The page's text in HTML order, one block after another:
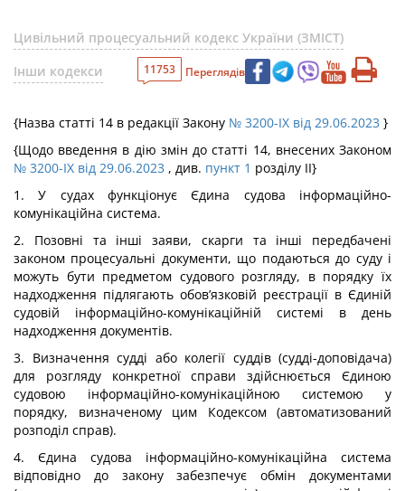
Цивільний процесуальний кодекс України (ЗМІСТ)
Інши кодекси
11753 Переглядів
{Назва статті 14 в редакції Закону № 3200-IX від 29.06.2023 }
{Щодо введення в дію змін до статті 14, внесених Законом
№ 3200-IX від 29.06.2023 , див. пункт 1 розділу ІІ}
1. У судах функціонує Єдина судова інформаційно-
комунікаційна система.
2. Позовні та інші заяви, скарги та інші передбачені
законом процесуальні документи, що подаються до суду і
можуть бути предметом судового розгляду, в порядку їх
надходження підлягають обов’язковій реєстрації в Єдиній
судовій інформаційно-комунікаційній системі в день
надходження документів.
3. Визначення судді або колегії суддів (судді-доповідача)
для розгляду конкретної справи здійснюється Єдиною
судовою інформаційно-комунікаційною системою у
порядку, визначеному цим Кодексом (автоматизований
розподіл справ).
4. Єдина судова інформаційно-комунікаційна система
відповідно до закону забезпечує обмін документами